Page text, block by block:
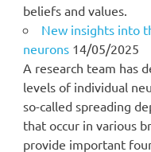
beliefs and values.
New insights into
neurons 14/05/2025
A research team has
levels of individual
so-called spreading
that occur in various
provide important